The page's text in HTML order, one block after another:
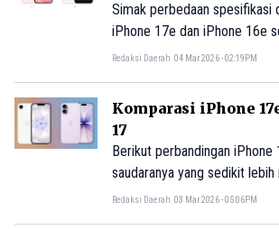
Simak perbedaan spesifikasi
iPhone 17e dan iPhone 16e
yang akan Anda pilih?
Redaksi Daerah 04 Mar 2026 - 02:19PM
Komparasi iPhone
17
Berikut perbandingan iPhone
saudaranya yang sedikit lebih
Redaksi Daerah 03 Mar 2026 - 05:06PM